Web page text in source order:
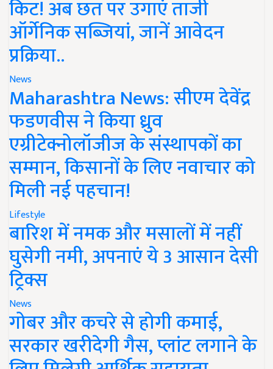
किट! अब छत पर उगाएं ताजी
ऑर्गेनिक सब्जियां, जानें आवेदन
प्रक्रिया..
News
Maharashtra News: सीएम देवेंद्र
फडणवीस ने किया ध्रुव
एग्रीटेक्नोलॉजीज के संस्थापकों का
सम्मान, किसानों के लिए नवाचार को
मिली नई पहचान!
Lifestyle
बारिश में नमक और मसालों में नहीं
घुसेगी नमी, अपनाएं ये 3 आसान देसी
ट्रिक्स
News
गोबर और कचरे से होगी कमाई,
सरकार खरीदेगी गैस, प्लांट लगाने के